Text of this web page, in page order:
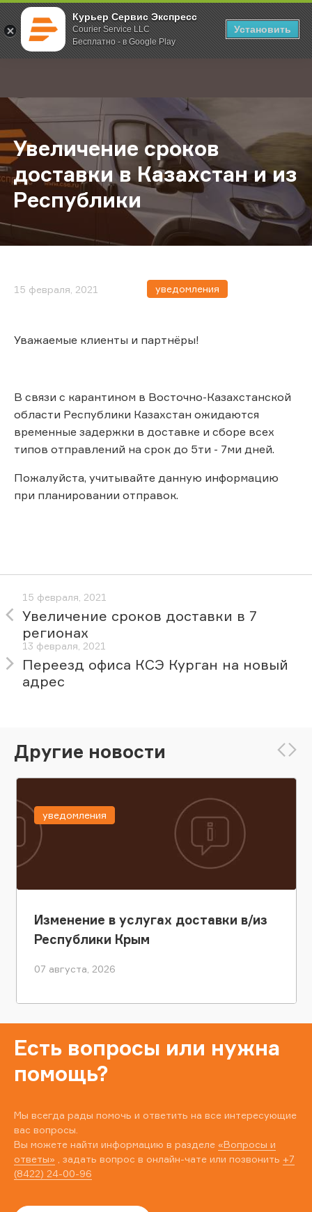
Курьер Сервис Экспресс
Courier Service LLC
Бесплатно - в Google Play
Установить
; Главная О компании Новости Увеличение сроков доставки в
Увеличение сроков
доставки в Казахстан и из
Республики
15 февраля, 2021 уведомления
Уважаемые клиенты и партнёры!
В связи с карантином в Восточно-Казахстанской
области Республики Казахстан ожидаются
временные задержки в доставке и сборе всех
типов отправлений на срок до 5ти - 7ми дней.
Пожалуйста, учитывайте данную информацию
при планировании отправок.
15 февраля, 2021
Увеличение сроков доставки в 7
регионах
13 февраля, 2021
Переезд офиса КСЭ Курган на новый
адрес
Другие новости
Изменение в услугах доставки в/из
Республики Крым
07 августа, 2026
уведомления
Есть вопросы или нужна
помощь?
Мы всегда рады помочь и ответить на все интересующие
вас вопросы.
Вы можете найти информацию в разделе «Вопросы и
ответы» , задать вопрос в онлайн-чате или позвонить +7
(8422) 24-00-96